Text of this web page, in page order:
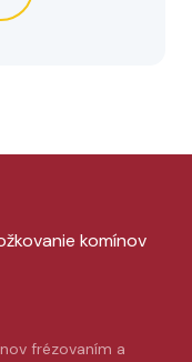
frézovaním a